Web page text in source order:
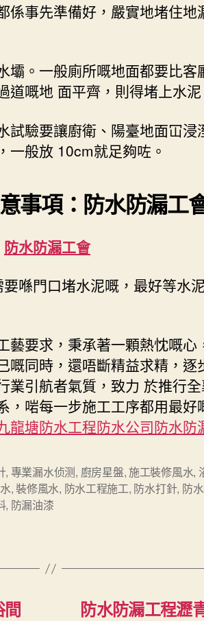
係事先準備好，嚴實地堵住地
壩。一般廁所嘅地面都要比客
道嘅地 面平齊，則得堵上水
試驗要讓廚衛、陽臺地面冚浸
一般放 10cm就足夠咗。
事項：防水防漏工
防水防漏工會
喺門口堵水泥嘅，最好等水
藝要求，秉承著一顆熱忱嘅心
嘅同時，還唔斷精益求精，逐
業引航者氣質，致力 於推行
，啱每一步施工工序都用最好
龍塘防水工程防水公司防水防
, 專業漏水侦测, 廚房星盤,施工裝修風水,
,裝修風水, 防水工程施工, 防水打針, 防
, 防漏油漆
間
防水防漏工程瀝